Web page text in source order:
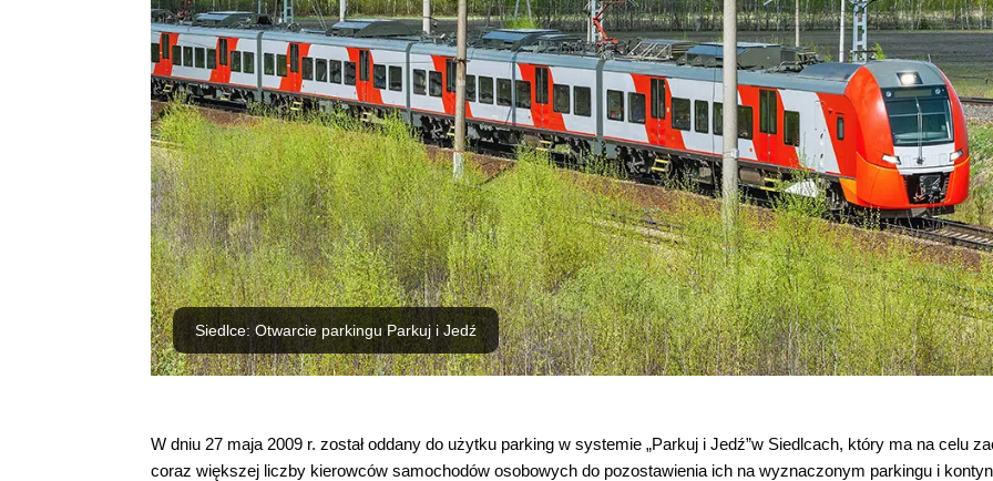
Siedlce: Otwarcie parkingu Parkuj i Jedź
W dniu 27 maja 2009 r. został oddany do użytku parking w systemie „Parkuj i Jedź”w Siedlcach, który ma na celu
coraz większej liczby kierowców samochodów osobowych do pozostawienia ich na wyznaczonym parkingu i